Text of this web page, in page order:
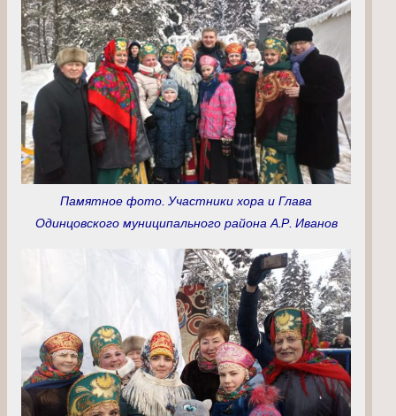
Памятное фото. Участники хора и Глава
Одинцовского муниципального района А.Р. Иванов